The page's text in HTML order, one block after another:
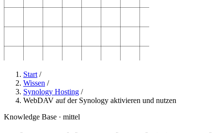
Start /
Wissen /
Synology Hosting /
WebDAV auf der Synology aktivieren und nutzen
Knowledge Base · mittel